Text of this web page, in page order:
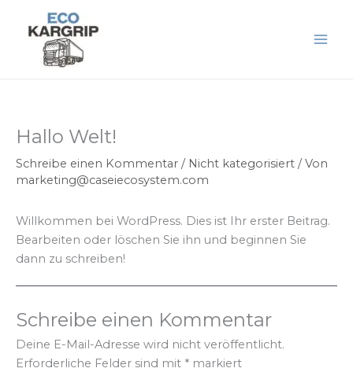
Inhalt
springen
Hallo Welt!
Schreibe einen Kommentar / Nicht kategorisiert / Von
marketing@caseiecosystem.com
Willkommen bei WordPress. Dies ist Ihr erster Beitrag.
Bearbeiten oder löschen Sie ihn und beginnen Sie
dann zu schreiben!
Schreibe einen Kommentar
Deine E-Mail-Adresse wird nicht veröffentlicht.
Erforderliche Felder sind mit * markiert